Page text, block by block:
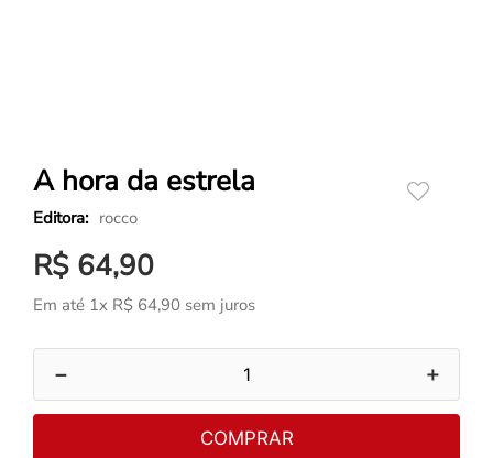
A hora da estrela
rocco
R$ 64,90
Em até 1x R$ 64,90 sem juros
＋
－
COMPRAR